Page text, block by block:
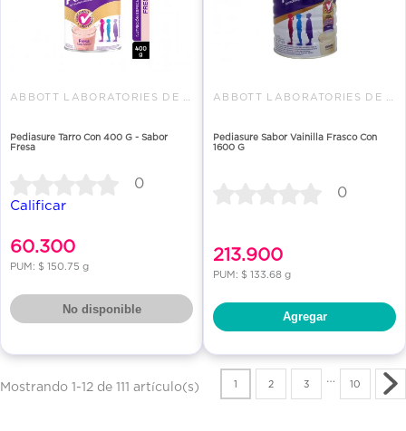
Pediasure Tarro Con 400 G - Sabor
Fresa
0
Calificar
60.300
PUM: $ 150.75 g
No disponible
Pediasure Sabor Vainilla Frasco Con
1600 G
0
213.900
PUM: $ 133.68 g
Agregar
Mostrando 1-12 de 111 artículo(s) 1 2 3 … 10